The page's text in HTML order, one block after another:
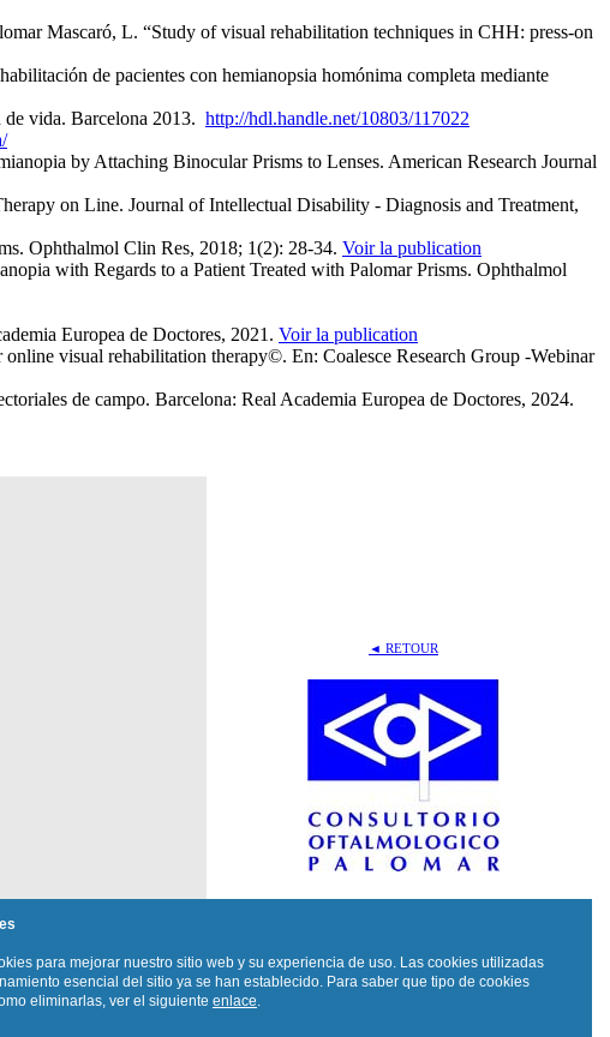
Mascaró, L. “Study of visual rehabilitation techniques in CHH: press-on
de pacientes con hemianopsia homónima completa mediante
de vida. Barcelona 2013. http://hdl.handle.net/10803/117022
by Attaching Binocular Prisms to Lenses. American Research Journal
on Line. Journal of Intellectual Disability - Diagnosis and Treatment,
Ophthalmol Clin Res, 2018; 1(2): 28-34. Voir la publication
with Regards to a Patient Treated with Palomar Prisms. Ophthalmol
Europea de Doctores, 2021. Voir la publication
visual rehabilitation therapy©. En: Coalesce Research Group -Webinar
de campo. Barcelona: Real Academia Europea de Doctores, 2024.
◄ RETOUR
para mejorar nuestro sitio web y su experiencia de uso. Las cookies utilizadas
esencial del sitio ya se han establecido. Para saber que tipo de cookies
eliminarlas, ver el siguiente enlace.